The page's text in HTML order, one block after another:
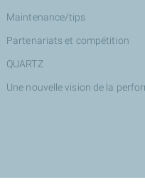
Maintenance/tips
Partenariats et compétition
QUARTZ
Une nouvelle vision de la